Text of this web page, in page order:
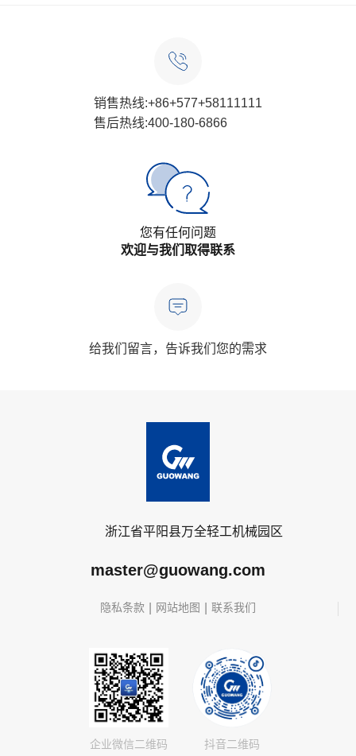
销售热线:+86+577+58111111
售后热线:400-180-6866
您有任何问题
欢迎与我们取得联系
给我们留言，告诉我们您的需求
浙江省平阳县万全轻工机械园区
master@guowang.com
隐私条款 网站地图 联系我们
企业微信二维码 抖音二维码